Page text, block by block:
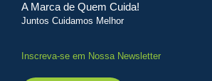
A Marca de Quem Cuida!
Juntos Cuidamos Melhor
Inscreva-se em Nossa Newsletter